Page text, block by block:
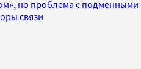
но проблема с подменными
связи